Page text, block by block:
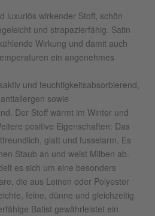
luxuriös wirkender Stoff, schön
und strapazierfähig. Satin
Wirkung und damit auch
ein angenehmes
und feuchtigkeitsabsorbierend,
sowie
Der Stoff wärmt im Winter und
positive Eigenschaften: Das
glatt und fusselarm. Es
Staub an und weist Milben ab.
es sich um eine besonders
die aus Leinen oder Polyester
feine, dünne und gleichzeitig
Batist gewährleistet ein